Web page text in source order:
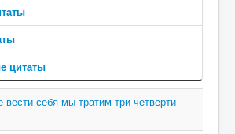
цитаты
вести себя мы тратим три четверти